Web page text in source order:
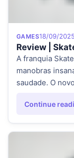
Category
GAMESPosted on
18/09/
Review |
A franquia
manobras
saudade. O
Continue
"Review |